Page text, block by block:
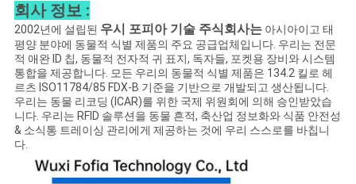
회사 정보 :
2002년에 설립된 우시 포피아 기술 주식회사는아시아이고 태
평양 분야에 동물적 식별 제품의 주요 공급업체입니다. 우리는 전문
적 애완 ID 칩, 동물적 전자적 귀 표지, 독자들, 포켓용 장비와 시스템
통합을 제공합니다. 모든 우리의 동물적 식별 제품은 134.2 킬로 헤
르츠 ISO11784/85 FDX-B 기준을 기반으로 개발되고 생산됩니다.
우리는 동물 리코딩 (ICAR)를 위한 국제 위원회에 의해 승인받았습
니다. 우리는 RFID 솔루션을 동물 흔적, 축산업 정보화와 식품 안전성
& 소식통 트레이싱 관리에게 제공하는 것에 우리 스스로를 바칩니
다.